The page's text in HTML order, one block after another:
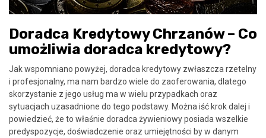
Doradca Kredytowy Chrzanów – Co
umożliwia doradca kredytowy?
Jak wspomniano powyżej, doradca kredytowy zwłaszcza rzetelny
i profesjonalny, ma nam bardzo wiele do zaoferowania, dlatego
skorzystanie z jego usług ma w wielu przypadkach oraz
sytuacjach uzasadnione do tego podstawy. Można iść krok dalej i
powiedzieć, że to właśnie doradca żywieniowy posiada wszelkie
predyspozycje, doświadczenie oraz umiejętności by w danym